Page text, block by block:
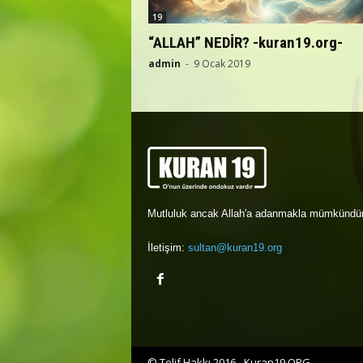
19
“ALLAH” NEDİR? -kuran19.org-
admin - 9 Ocak 2019
Mutluluk ancak Allah'a adanmakla
İletişim: sultan@kuran19.org